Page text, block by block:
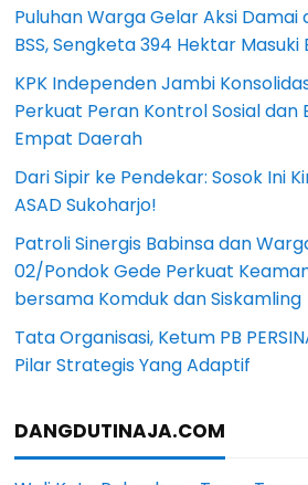
Puluhan Warga Gelar Aksi Damai
BSS, Sengketa 394 Hektar Masuki
KPK Independen Jambi
Perkuat Peran Kontrol Sosial dan
Empat Daerah
Dari Sipir ke Pendekar: Sosok Ini
ASAD Sukoharjo!
Patroli Sinergis Babinsa dan
02/Pondok Gede Perkuat
bersama Komduk dan Siskamling
Tata Organisasi, Ketum PB
Pilar Strategis Yang Adaptif
DANGDUTINAJA.COM